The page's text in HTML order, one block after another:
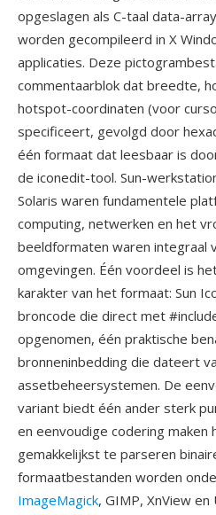
opgeslagen als C-taal data-
worden gecompileerd in X
applicaties. Deze
commentaarblok dat breedte,
hotspot-coordinaten (voor
specificeert, gevolgd door
één formaat dat leesbaar is
de iconedit-tool. Sun-
Solaris waren fundamentele
computing, netwerken en het
beeldformaten waren integraal
omgevingen. Één voordeel is
karakter van het formaat: Sun
broncode die direct met
opgenomen, één praktische
bronneninbedding die dateert
assetbeheersystemen. De
variant biedt één ander sterk
en eenvoudige codering maken
gemakkelijkst te parseren
formaatbestanden worden
ImageMagick, GIMP, XnView